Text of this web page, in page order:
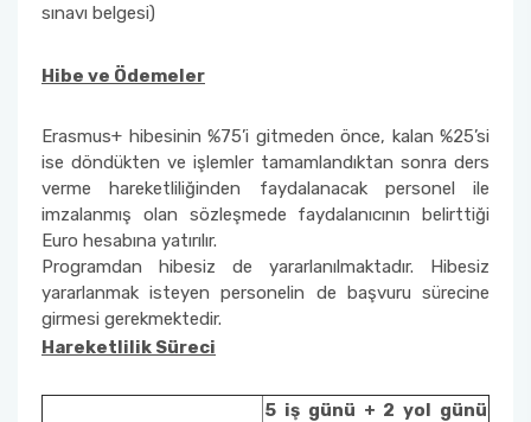
sınavı belgesi)
Hibe ve Ödemeler
Erasmus+ hibesinin %75’i gitmeden önce, kalan %25’si
ise döndükten ve işlemler tamamlandıktan sonra ders
verme hareketliliğinden faydalanacak personel ile
imzalanmış olan sözleşmede faydalanıcının belirttiği
Euro hesabına yatırılır.
Programdan hibesiz de yararlanılmaktadır. Hibesiz
yararlanmak isteyen personelin de başvuru sürecine
girmesi gerekmektedir.
Hareketlilik Süreci
5 iş günü + 2 yol günü